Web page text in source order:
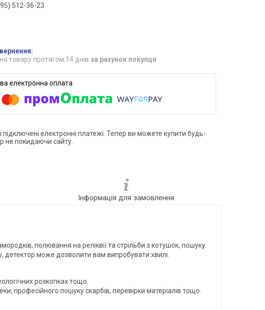
512-36-23
товару протягом 14 днів за рахунок покупця
підключені електронні платежі. Тепер ви можете купити будь-
не покидаючи сайту.
Інформація для замовлення
полювання на реліквії та стрільби з котушок, пошуку
детектор може дозволити вам випробувати хвилі.
розкопках тощо.
професійного пошуку скарбів, перевірки матеріалів тощо.